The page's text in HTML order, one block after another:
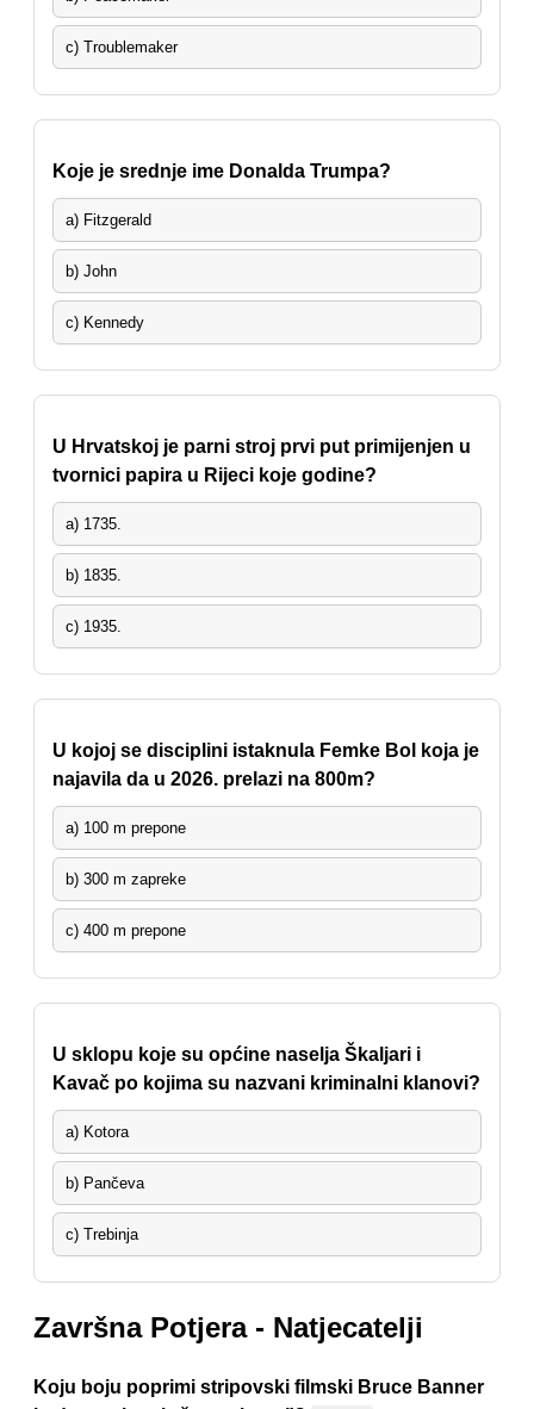
c) Troublemaker
Koje je srednje ime Donalda Trumpa?
a) Fitzgerald
b) John
c) Kennedy
U Hrvatskoj je parni stroj prvi put primijenjen u
tvornici papira u Rijeci koje godine?
a) 1735.
b) 1835.
c) 1935.
U kojoj se disciplini istaknula Femke Bol koja je
najavila da u 2026. prelazi na 800m?
a) 100 m prepone
b) 300 m zapreke
c) 400 m prepone
U sklopu koje su općine naselja Škaljari i
Kavač po kojima su nazvani kriminalni klanovi?
a) Kotora
b) Pančeva
c) Trebinja
Završna Potjera - Natjecatelji
Koju boju poprimi stripovski filmski Bruce Banner